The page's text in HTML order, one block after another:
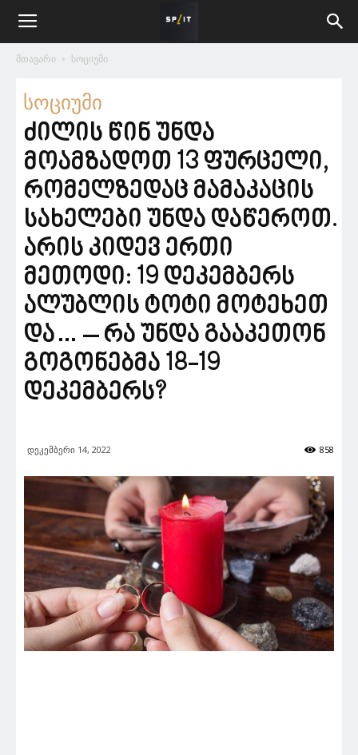
მთავარი სოციუმი
სოციუმი
ძილის წინ უნდა
მოამზადოთ 13 ფურცელი,
რომელზედაც მამაკაცის
სახელები უნდა დაწეროთ.
არის კიდევ ერთი
მეთოდი: 19 დეკემბერს
ალუბლის ტოტი მოტეხეთ
და… – რა უნდა გააკეთონ
გოგონებმა 18-19
დეკემბერს?
დეკემბერი 14, 2022 858